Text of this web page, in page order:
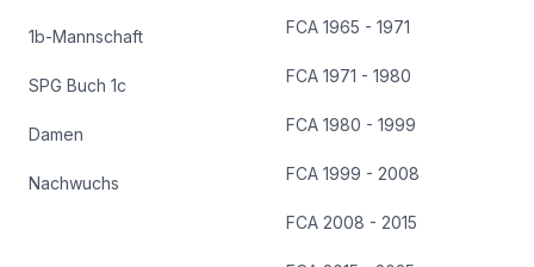
1b-Mannschaft
SPG Buch 1c
Damen
Nachwuchs
FCA 1965 - 1971
FCA 1971 - 1980
FCA 1980 - 1999
FCA 1999 - 2008
FCA 2008 - 2015